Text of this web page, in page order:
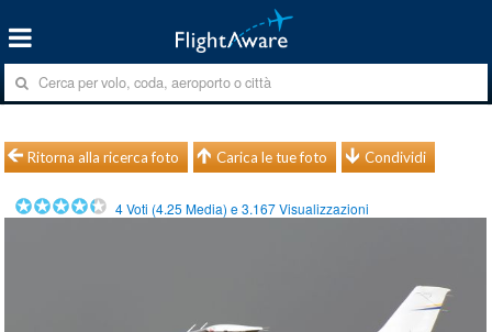
Ritorna alla ricerca foto Carica le tue foto Condividi
4Voti (4.25 Media) e3.167Visualizzazioni